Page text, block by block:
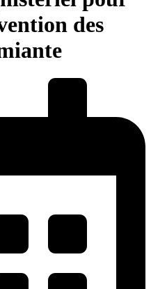
des